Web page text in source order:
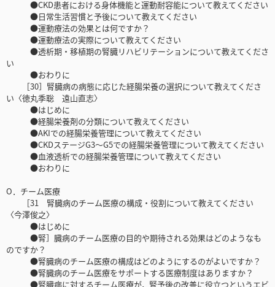
●CKD患者における身体機能と運動耐容能について教えてください
●日常生活習慣と予後について教えてください
●運動療法の効果とは何ですか？
●運動療法の実際について教えてください
●透析期・移植期の腎臓リハビリテーションについて教えてくださ
い
●おわりに
［30］腎臓病の病態に応じた経腸栄養の選択について教えてくださ
い〈徳丸季聡 遠山直志〉
●はじめに
●経腸栄養剤の分類について教えてください
●AKIでの経腸栄養管理について教えてください
●CKDステージG3～G5での経腸栄養管理について教えてください
●血液透析での経腸栄養管理について教えてください
●おわりに
O．チーム医療
［31 腎臓病のチーム医療の構成・役割について教えてください
〈今澤俊之〉
●はじめに
●腎］臓病のチーム医療の目的や期待される効果はどのようなも
のですか？
●腎臓病のチーム医療の構成はどのようにするのがよいですか？
●腎臓病のチーム医療をサポートする医療制度はありますか？
●腎臓病に対するチーム医療が，腎予後の改善に役立つというエビ